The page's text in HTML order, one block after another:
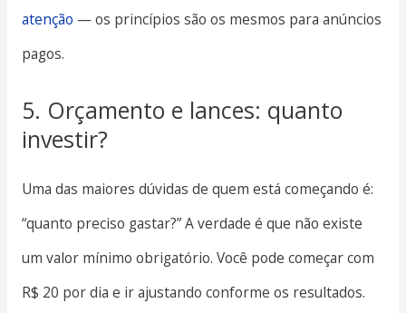
atenção — os princípios são os mesmos para anúncios
pagos.
5. Orçamento e lances: quanto
investir?
Uma das maiores dúvidas de quem está começando é:
“quanto preciso gastar?” A verdade é que não existe
um valor mínimo obrigatório. Você pode começar com
R$ 20 por dia e ir ajustando conforme os resultados.